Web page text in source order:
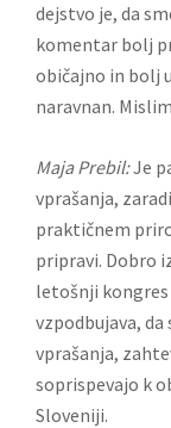
dejstvo je, da
komentar bolj
običajno in bolj
naravnan.
Maja Prebil:Je
vprašanja,
praktičnem
pripravi. Dobro
letošnji kongres
vzpodbujava,
vprašanja,
soprispevajo k
Sloveniji.